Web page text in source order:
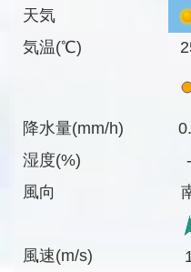
天気
気温(℃)
降水量(mm/h)
湿度(%)
風向
風速(m/s)
-